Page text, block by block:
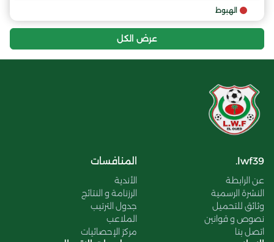
الهبوط
عرض الكل
lwf39.
عن الرابطة
النشرة الرسمية
وثائق للتحميل
نصوص و قوانين
اتصل بنا
المنافسات
الأندية
الرزنامة و النتائج
جدول الترتيب
الملاعب
مركز الإحصائيات